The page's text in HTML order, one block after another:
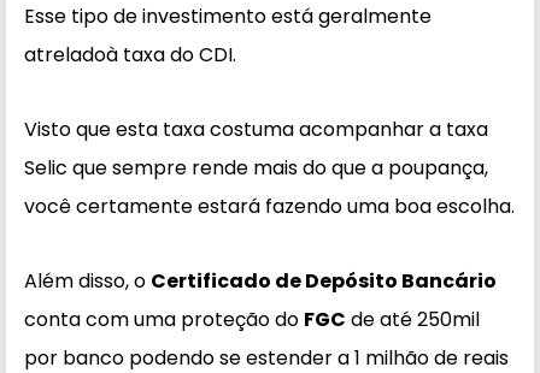
Esse tipo de investimento está geralmente
atreladoà taxa do CDI.
Visto que esta taxa costuma acompanhar a taxa
Selic que sempre rende mais do que a poupança,
você certamente estará fazendo uma boa escolha.
Além disso, o Certificado de Depósito Bancário
conta com uma proteção do FGC de até 250mil
por banco podendo se estender a 1 milhão de reais